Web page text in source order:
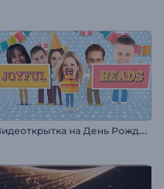
В
идеоткрытка на День Рождения